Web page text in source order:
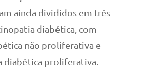
ainda divididos em três
diabética, com
não proliferativa e
diabética proliferativa.